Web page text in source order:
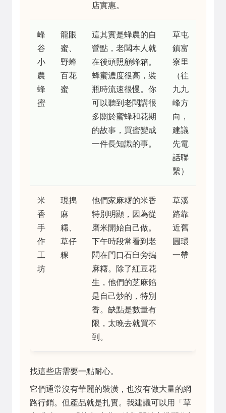
店實惠。
峰
谷
小
農
蜂
蜜
龍眼
蜜、
野蜂
百花
蜜
這其實是蜂農的自
營點，老闆本人就
在後頭照顧蜂箱。
蜂蜜濃度很高，裝
瓶時流速很慢。你
可以聽到老闆講很
多關於蜜蜂和花期
的故事，買蜜變成
一件長知識的事。
草屯
鎮富
寮里
（往
九九
峰方
向，
建議
先電
話聯
繫）
米
香
手
作
工
坊
現搗
麻
糬、
草仔
粿
他們家麻糬的米香
特別明顯，因為從
磨米開始自己做。
下午時段常看到老
闆在門口石臼旁搗
麻糬。除了紅豆花
生，他們的芝麻餡
是自己炒的，特別
香。缺點是數量有
限，太晚去就買不
到。
草溪
路靠
近舊
圓環
一帶
找這些店需要一點耐心。
它們通常沒有華麗的裝潢，也沒有做大量的網
路行銷。但產品就是扎實。我建議可以用「草